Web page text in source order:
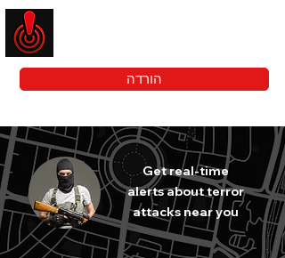
הורדה
Get real-time
alerts about terror
attacks near you